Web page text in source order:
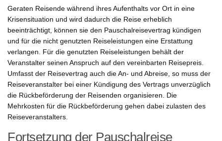
Geraten Reisende während ihres Aufenthalts vor Ort in eine
Krisensituation und wird dadurch die Reise erheblich
beeinträchtigt, können sie den Pauschalreisevertrag kündigen
und für die nicht genutzten Reiseleistungen eine Erstattung
verlangen. Für die genutzten Reiseleistungen behält der
Veranstalter seinen Anspruch auf den vereinbarten Reisepreis.
Umfasst der Reisevertrag auch die An- und Abreise, so muss der
Reiseveranstalter bei einer Kündigung des Vertrags unverzüglich
die Rückbeförderung der Reisenden organisieren. Die
Mehrkosten für die Rückbeförderung gehen dabei zulasten des
Reiseveranstalters.
Fortsetzung der Pauschalreise